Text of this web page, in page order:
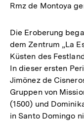
Rmz de Montoya
Die Eroberung
dem Zentrum „La
Küsten des
In dieser ersten
Jimönez de
Gruppen von
(1500) und
in Santo Domingo